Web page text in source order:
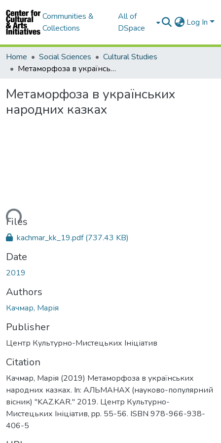
Communities &
Collections
All of
DSpace
Log In
Home Social Sciences
Cultural Studies
Метаморфоза в українських народних казках
Метаморфоза в українських
народних казках
Files
kachmar_kk_19.pdf(737.43 KB)
Date
2019
Authors
Качмар, Марія
Publisher
Центр Культурно-Мистецьких Ініціатив
Citation
Качмар, Марія (2019) Метаморфоза в українських
народних казках. In: АЛЬМАНАХ (науково-популярний
вісник) "KAZ.KAR." 2019. Центр Культурно-
Мистецьких Ініціатив, pp. 55-56. ISBN 978-966-938-
406-5